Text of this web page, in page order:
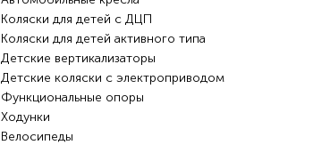
Коляски для детей с ДЦП
Коляски для детей активного типа
Детские вертикализаторы
Детские коляски с электроприводом
Функциональные опоры
Ходунки
Велосипеды